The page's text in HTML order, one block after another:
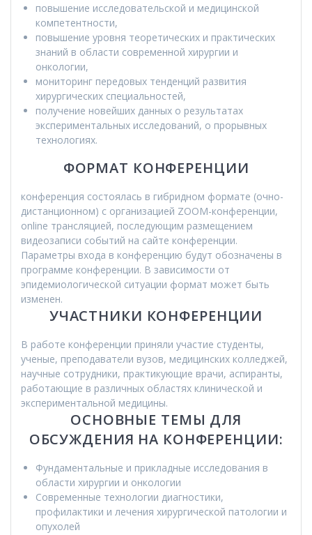
повышение исследовательской и медицинской
компетентности,
повышение уровня теоретических и практических
знаний в области современной хирургии и
онкологии,
мониторинг передовых тенденций развития
хирургических специальностей,
получение новейших данных о результатах
экспериментальных исследований, о прорывных
технологиях.
ФОРМАТ КОНФЕРЕНЦИИ
конференция состоялась в гибридном формате (очно-
дистанционном) с организацией ZOOM-конференции,
online трансляцией, последующим размещением
видеозаписи событий на сайте конференции.
Параметры входа в конференцию будут обозначены в
программе конференции. В зависимости от
эпидемиологической ситуации формат может быть
изменен.
УЧАСТНИКИ КОНФЕРЕНЦИИ
В работе конференции приняли участие студенты,
ученые, преподаватели вузов, медицинских колледжей,
научные сотрудники, практикующие врачи, аспиранты,
работающие в различных областях клинической и
экспериментальной медицины.
ОСНОВНЫЕ ТЕМЫ ДЛЯ
ОБСУЖДЕНИЯ НА КОНФЕРЕНЦИИ:
Фундаментальные и прикладные исследования в
области хирургии и онкологии
Современные технологии диагностики,
профилактики и лечения хирургической патологии и
опухолей